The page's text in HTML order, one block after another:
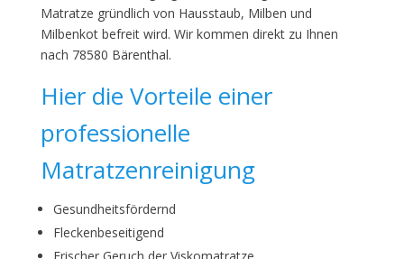
Matratze gründlich von Hausstaub, Milben und
Milbenkot befreit wird. Wir kommen direkt zu Ihnen
nach 78580 Bärenthal.
Hier die Vorteile einer
professionelle
Matratzenreinigung
Gesundheitsfördernd
Fleckenbeseitigend